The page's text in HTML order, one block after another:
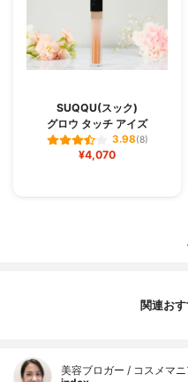
SUQQU(スック)
グロウ タッチ アイズ
3.98(8)
¥4,070
関連お
美容ブロガー / コスメマニ